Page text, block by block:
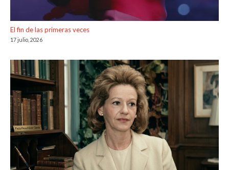
El fin de las primeras veces
17 julio, 2026